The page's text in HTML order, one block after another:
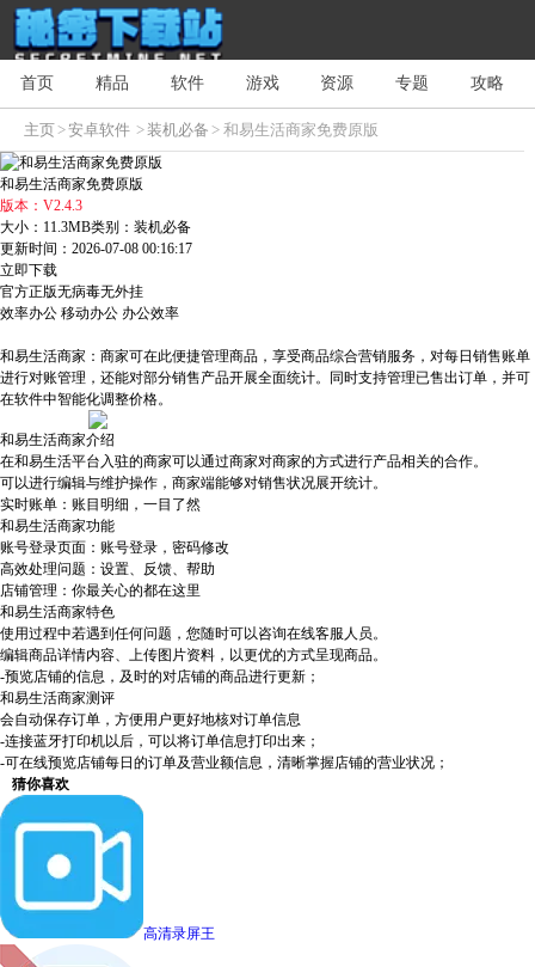
首页 精品 软件 游戏 资源 专题 攻略
主页>安卓软件 >装机必备 > 和易生活商家免费原版
和易生活商家免费原版
版本：V2.4.3
大小：11.3MB类别：装机必备
更新时间：2026-07-08 00:16:17
立即下载
官方正版无病毒无外挂
效率办公 移动办公 办公效率
和易生活商家：商家可在此便捷管理商品，享受商品综合营销服务，对每日销售账单
进行对账管理，还能对部分销售产品开展全面统计。同时支持管理已售出订单，并可
在软件中智能化调整价格。
和易生活商家介绍
在和易生活平台入驻的商家可以通过商家对商家的方式进行产品相关的合作。
可以进行编辑与维护操作，商家端能够对销售状况展开统计。
实时账单：账目明细，一目了然
和易生活商家功能
账号登录页面：账号登录，密码修改
高效处理问题：设置、反馈、帮助
店铺管理：你最关心的都在这里
和易生活商家特色
使用过程中若遇到任何问题，您随时可以咨询在线客服人员。
编辑商品详情内容、上传图片资料，以更优的方式呈现商品。
-预览店铺的信息，及时的对店铺的商品进行更新；
和易生活商家测评
会自动保存订单，方便用户更好地核对订单信息
-连接蓝牙打印机以后，可以将订单信息打印出来；
-可在线预览店铺每日的订单及营业额信息，清晰掌握店铺的营业状况；
猜你喜欢
高清录屏王